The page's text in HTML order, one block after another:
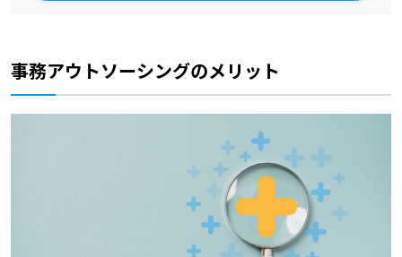
事務アウトソーシングのメリット